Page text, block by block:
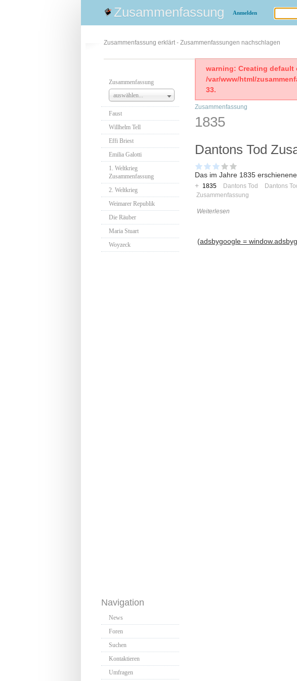
Zusammenfassung Anmelden
Zusammenfassung erklärt - Zusammenfassungen nachschlagen
Zusammenfassung
auswählen...
Faust
Willhelm Tell
Effi Briest
Emilia Galotti
1. Weltkrieg
Zusammenfassung
2. Weltkrieg
Weimarer Republik
Die Räuber
Maria Stuart
Woyzeck
Navigation
News
Foren
Suchen
Kontaktieren
Umfragen
warning: Creating default
/var/www/html/
33.
Zusammenfassung
1835
Dantons Tod
Das im Jahre 1835
+ 1835 Dantons Tod Dantons
Zusammenfassung
Weiterlesen
(adsbygoogle =